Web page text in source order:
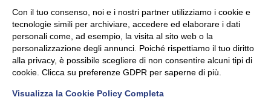
C.F. 00481790145 - N.REA SO-36426
PEC: unidata.sondrio@legalmail.it
Cap. soc. euro 100.000,00 i.v.
Con il tuo consenso, noi e i nostri partner utilizziamo i cookie e
tecnologie simili per archiviare, accedere ed elaborare i dati
personali come, ad esempio, la visita al sito web o la
personalizzazione degli annunci. Poiché rispettiamo il tuo diritto
alla privacy, è possibile scegliere di non consentire alcuni tipi di
cookie. Clicca su preferenze GDPR per saperne di più.
Visualizza la Cookie Policy Completa